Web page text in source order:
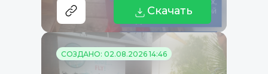
Скачать
СОЗДАНО: 02.08.2026 14:46